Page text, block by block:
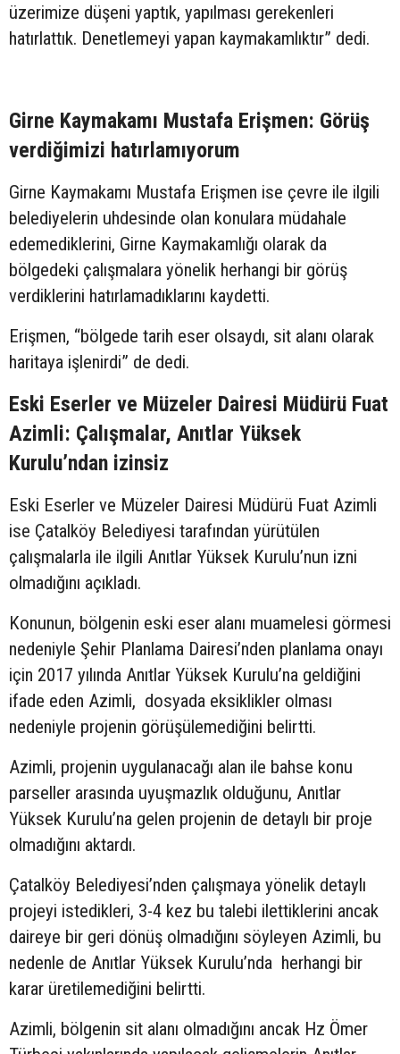
üzerimize düşeni yaptık, yapılması gerekenleri
hatırlattık. Denetlemeyi yapan kaymakamlıktır” dedi.
Girne Kaymakamı Mustafa Erişmen: Görüş
verdiğimizi hatırlamıyorum
Girne Kaymakamı Mustafa Erişmen ise çevre ile ilgili
belediyelerin uhdesinde olan konulara müdahale
edemediklerini, Girne Kaymakamlığı olarak da
bölgedeki çalışmalara yönelik herhangi bir görüş
verdiklerini hatırlamadıklarını kaydetti.
Erişmen, “bölgede tarih eser olsaydı, sit alanı olarak
haritaya işlenirdi” de dedi.
Eski Eserler ve Müzeler Dairesi Müdürü Fuat
Azimli: Çalışmalar, Anıtlar Yüksek
Kurulu’ndan izinsiz
Eski Eserler ve Müzeler Dairesi Müdürü Fuat Azimli
ise Çatalköy Belediyesi tarafından yürütülen
çalışmalarla ile ilgili Anıtlar Yüksek Kurulu’nun izni
olmadığını açıkladı.
Konunun, bölgenin eski eser alanı muamelesi görmesi
nedeniyle Şehir Planlama Dairesi’nden planlama onayı
için 2017 yılında Anıtlar Yüksek Kurulu’na geldiğini
ifade eden Azimli, dosyada eksiklikler olması
nedeniyle projenin görüşülemediğini belirtti.
Azimli, projenin uygulanacağı alan ile bahse konu
parseller arasında uyuşmazlık olduğunu, Anıtlar
Yüksek Kurulu’na gelen projenin de detaylı bir proje
olmadığını aktardı.
Çatalköy Belediyesi’nden çalışmaya yönelik detaylı
projeyi istedikleri, 3-4 kez bu talebi ilettiklerini ancak
daireye bir geri dönüş olmadığını söyleyen Azimli, bu
nedenle de Anıtlar Yüksek Kurulu’nda herhangi bir
karar üretilemediğini belirtti.
Azimli, bölgenin sit alanı olmadığını ancak Hz Ömer